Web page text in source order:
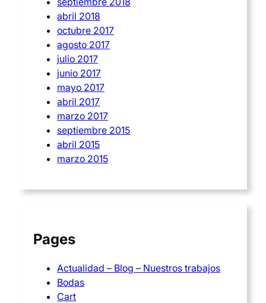
abril 2018
octubre 2017
agosto 2017
julio 2017
junio 2017
mayo 2017
abril 2017
marzo 2017
septiembre 2015
abril 2015
marzo 2015
Pages
Actualidad – Blog – Nuestros trabajos
Bodas
Cart